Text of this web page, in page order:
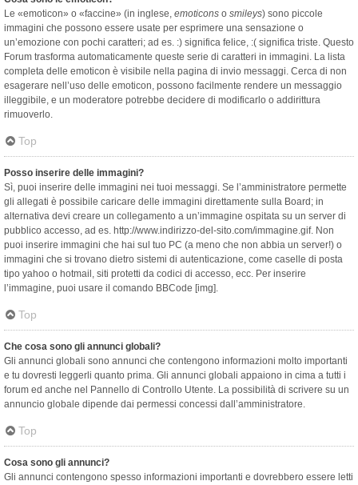
Le «emoticon» o «faccine» (in inglese, emoticons o smileys) sono piccole
immagini che possono essere usate per esprimere una sensazione o
un’emozione con pochi caratteri; ad es. :) significa felice, :( significa triste. Questo
Forum trasforma automaticamente queste serie di caratteri in immagini. La lista
completa delle emoticon è visibile nella pagina di invio messaggi. Cerca di non
esagerare nell’uso delle emoticon, possono facilmente rendere un messaggio
illeggibile, e un moderatore potrebbe decidere di modificarlo o addirittura
rimuoverlo.
Top
Posso inserire delle immagini?
Sì, puoi inserire delle immagini nei tuoi messaggi. Se l’amministratore permette
gli allegati è possibile caricare delle immagini direttamente sulla Board; in
alternativa devi creare un collegamento a un’immagine ospitata su un server di
pubblico accesso, ad es. http://www.indirizzo-del-sito.com/immagine.gif. Non
puoi inserire immagini che hai sul tuo PC (a meno che non abbia un server!) o
immagini che si trovano dietro sistemi di autenticazione, come caselle di posta
tipo yahoo o hotmail, siti protetti da codici di accesso, ecc. Per inserire
l’immagine, puoi usare il comando BBCode [img].
Top
Che cosa sono gli annunci globali?
Gli annunci globali sono annunci che contengono informazioni molto importanti
e tu dovresti leggerli quanto prima. Gli annunci globali appaiono in cima a tutti i
forum ed anche nel Pannello di Controllo Utente. La possibilità di scrivere su un
annuncio globale dipende dai permessi concessi dall’amministratore.
Top
Cosa sono gli annunci?
Gli annunci contengono spesso informazioni importanti e dovrebbero essere letti